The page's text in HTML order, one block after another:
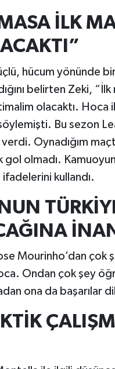
İLK
hücum yönünde
belirten Zeki,
olacaktı.
Bu sezon
Oynadığım
gol olmadı.
kullandı.
Mourinho’dan
Ondan çok şey
ona da başarılar